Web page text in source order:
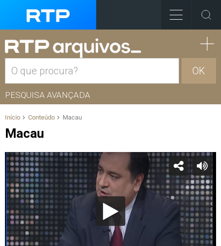
OK
PESQUISA AVANÇADA
Início Conteúdo Macau
Macau